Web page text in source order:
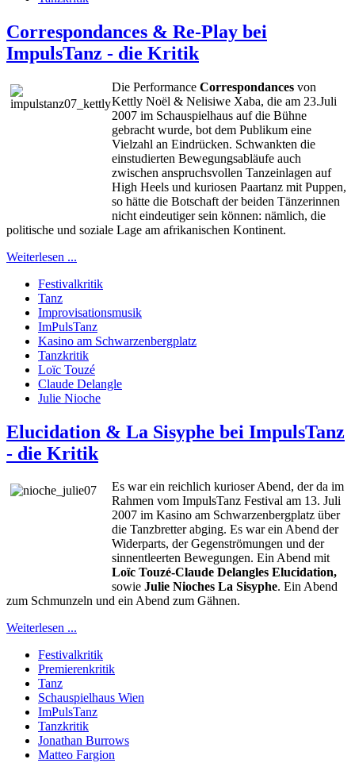
Correspondances & Re-Play bei
ImpulsTanz - die Kritik
Die Performance Correspondances von
Kettly Noël & Nelisiwe Xaba, die am 23.Juli
2007 im Schauspielhaus auf die Bühne
gebracht wurde, bot dem Publikum eine
Vielzahl an Eindrücken. Schwankten die
einstudierten Bewegungsabläufe auch
zwischen anspruchsvollen Tanzeinlagen auf
High Heels und kuriosen Paartanz mit Puppen,
so hätte die Botschaft der beiden Tänzerinnen
nicht eindeutiger sein können: nämlich, die
politische und soziale Lage am afrikanischen Kontinent.
Weiterlesen ...
Festivalkritik
Tanz
Improvisationsmusik
ImPulsTanz
Kasino am Schwarzenbergplatz
Tanzkritik
Loïc Touzé
Claude Delangle
Julie Nioche
Elucidation & La Sisyphe bei ImpulsTanz
- die Kritik
Es war ein reichlich kurioser Abend, der da im
Rahmen vom ImpulsTanz Festival am 13. Juli
2007 im Kasino am Schwarzenbergplatz über
die Tanzbretter abging. Es war ein Abend der
Widerparts, der Gegenströmungen und der
sinnentleerten Bewegungen. Ein Abend mit
Loïc Touzé-Claude Delangles Elucidation,
sowie Julie Nioches La Sisyphe. Ein Abend
zum Schmunzeln und ein Abend zum Gähnen.
Weiterlesen ...
Festivalkritik
Premierenkritik
Tanz
Schauspielhaus Wien
ImPulsTanz
Tanzkritik
Jonathan Burrows
Matteo Fargion